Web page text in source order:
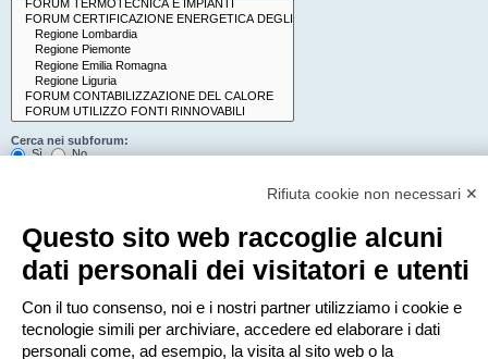
Cerca nei subforum:
Sì
No
Solo tra i titoli degli argomenti
Solo il primo messaggio dell’argomento
Mostra i risultati come:
Messaggi
Argomenti
Ordina risultati per:
Crescente
Decrescente
Rifiuta cookie non necessari ✕
Questo sito web raccoglie alcuni
dati personali dei visitatori e utenti
Con il tuo consenso, noi e i nostri partner utilizziamo i cookie e
tecnologie simili per archiviare, accedere ed elaborare i dati
personali come, ad esempio, la visita al sito web o la